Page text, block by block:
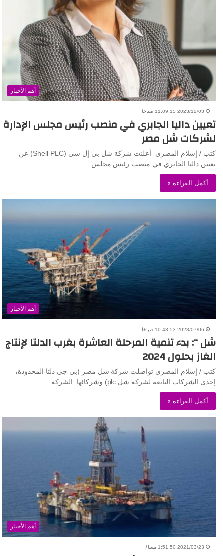
أهم الأخبار
2023/12/03 11:09:15 صباحًا
تعيين داليا الجابري في منصب رئيس مجلس الإدارة
لشركات شل مصر
كتب / إسلام المصري أعلنت شركة شل بي إل سي (Shell PLC) عن
تعيين داليا الجابري في منصب رئيس مجلس…
أكمل القراءة »
أهم الأخبار
2023/07/06 10:43:53 صباحًا
شل “: بدء تنمية المرحلة العاشرة بغرب الدلتا لإنتاج
الغاز بحلول 2024
كتب / إسلام المصري تواصلت شركة شل مصر (بي جي دلتا المحدودة،
إحدى الشركات التابعة لشركة شل plc) وشركائها: الشركة…
أكمل القراءة »
أهم الأخبار
2021/03/23 1:51:50 مساءً